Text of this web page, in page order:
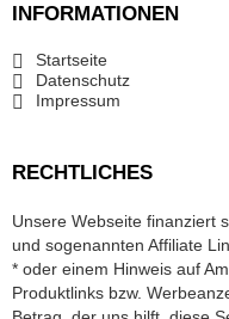
INFORMATIONEN
Startseite
Datenschutz
Impressum
RECHTLICHES
Unsere Webseite finanziert
und sogenannten Affiliate
* oder einem Hinweis auf
Produktlinks bzw.